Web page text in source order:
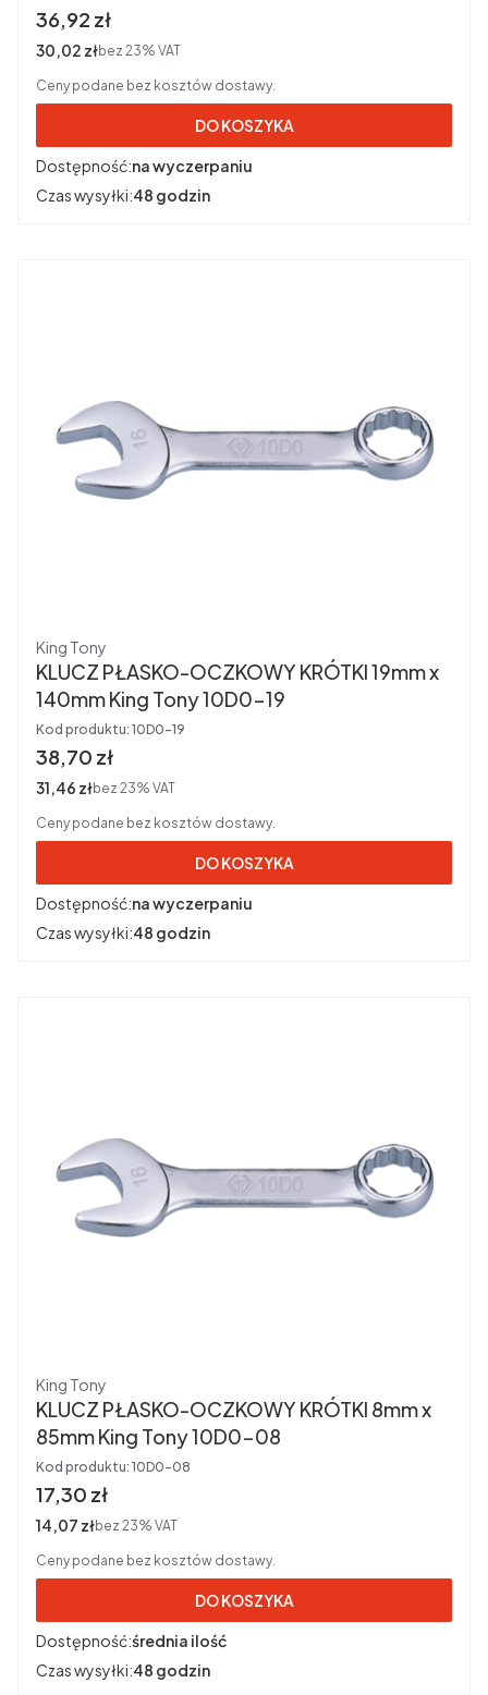
Cena brutto
36,92 zł
Cena netto
30,02 złbez 23% VAT
Ceny podane bez kosztów dostawy.
DO KOSZYKA
Dostępność:na wyczerpaniu
Czas wysyłki:48 godzin
Producent
King Tony
KLUCZ PŁASKO-OCZKOWY KRÓTKI 19mm x
140mm King Tony 10D0-19
Kod produktu: 10D0-19
Cena brutto
38,70 zł
Cena netto
31,46 złbez 23% VAT
Ceny podane bez kosztów dostawy.
DO KOSZYKA
Dostępność:na wyczerpaniu
Czas wysyłki:48 godzin
Producent
King Tony
KLUCZ PŁASKO-OCZKOWY KRÓTKI 8mm x
85mm King Tony 10D0-08
Kod produktu: 10D0-08
Cena brutto
17,30 zł
Cena netto
14,07 złbez 23% VAT
Ceny podane bez kosztów dostawy.
DO KOSZYKA
Dostępność:średnia ilość
Czas wysyłki:48 godzin